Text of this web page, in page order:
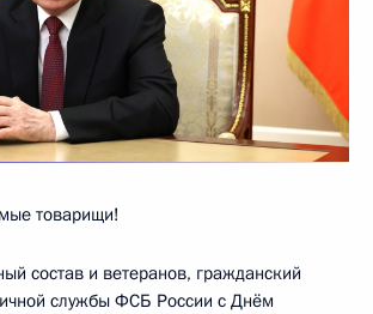
товарищи!
состав и ветеранов, гражданский
службы ФСБ России с Днём